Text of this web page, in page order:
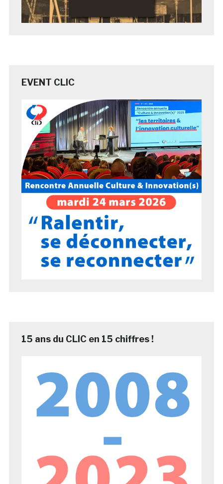
EVENT CLIC
15 ans du CLIC en 15 chiffres !